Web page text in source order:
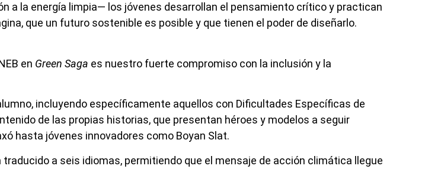
a la energía limpia— los jóvenes desarrollan el pensamiento crítico y practican
que un futuro sostenible es posible y que tienen el poder de diseñarlo.
en Green Saga es nuestro fuerte compromiso con la inclusión y la
incluyendo específicamente aquellos con Dificultades Específicas de
de las propias historias, que presentan héroes y modelos a seguir
hasta jóvenes innovadores como Boyan Slat.
a seis idiomas, permitiendo que el mensaje de acción climática llegue